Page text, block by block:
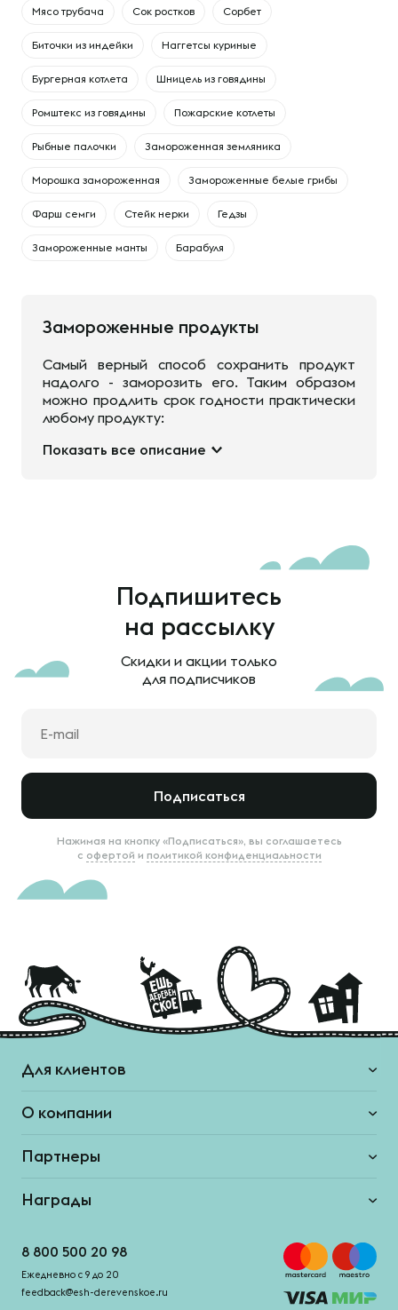
Мясо трубача Сок ростков Сорбет
Биточки из индейки Наггетсы куриные
Бургерная котлета Шницель из говядины
Ромштекс из говядины Пожарские котлеты
Рыбные палочки Замороженная земляника
Морошка замороженная Замороженные белые грибы
Фарш семги Стейк нерки Гедзы
Замороженные манты Барабуля
Замороженные продукты
Самый верный способ сохранить продукт
надолго - заморозить его. Таким образом
можно продлить срок годности практически
любому продукту:
Показать все описание
Подпишитесь
на рассылку
Скидки и акции только
для подписчиков
Подписаться
Нажимая на кнопку «Подписаться», вы соглашаетесь
с офертой и политикой конфиденциальности
Для клиентов
О компании
Партнеры
Награды
8 800 500 20 98
Ежедневно с 9 до 20
feedback@esh-derevenskoe.ru